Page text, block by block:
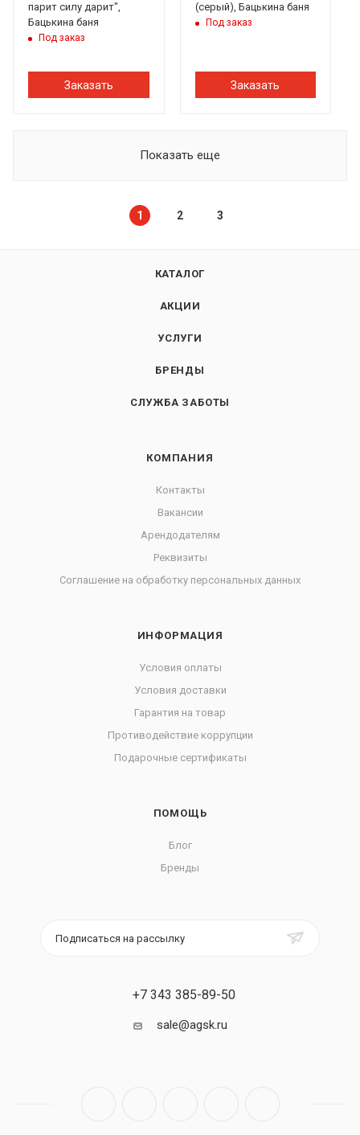
парит силу дарит",
Бацькина баня
Под заказ
Заказать
(серый), Бацькина баня
Под заказ
Заказать
Показать еще
1 2 3
КАТАЛОГ
АКЦИИ
УСЛУГИ
БРЕНДЫ
СЛУЖБА ЗАБОТЫ
КОМПАНИЯ
Контакты
Вакансии
Арендодателям
Реквизиты
Соглашение на обработку персональных данных
ИНФОРМАЦИЯ
Условия оплаты
Условия доставки
Гарантия на товар
Противодействие коррупции
Подарочные сертификаты
ПОМОЩЬ
Блог
Бренды
Подписаться на рассылку
+7 343 385-89-50
sale@agsk.ru